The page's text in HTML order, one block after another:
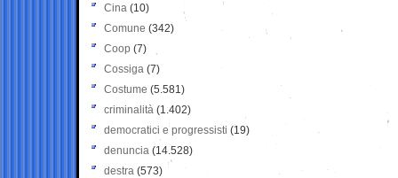
Cina (10)
Comune (342)
Coop (7)
Cossiga (7)
Costume (5.581)
criminalità (1.402)
democratici e progressisti (19)
denuncia (14.528)
destra (573)